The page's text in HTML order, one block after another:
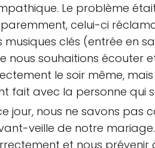
Le problème
celui-ci
musiques clés (entrée en
nous souhaitions écouter
le soir même,
fait avec la personne qui
jour, nous ne savons pas
veille de notre
et nous prévenir